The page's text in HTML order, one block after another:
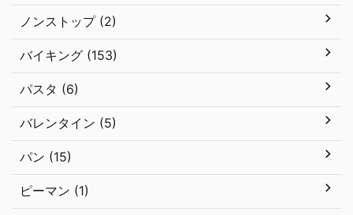
ノンストップ (2)
バイキング (153)
パスタ (6)
バレンタイン (5)
パン (15)
ピーマン (1)